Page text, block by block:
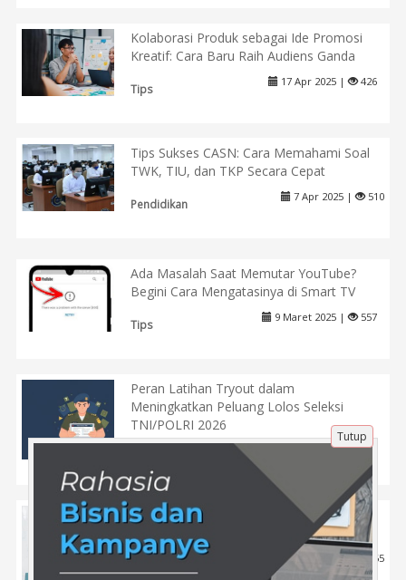
Kolaborasi Produk sebagai Ide Promosi
Kreatif: Cara Baru Raih Audiens Ganda
Tips
17 Apr 2025 | 426
Tips Sukses CASN: Cara Memahami Soal
TWK, TIU, dan TKP Secara Cepat
Pendidikan
7 Apr 2025 | 510
Ada Masalah Saat Memutar YouTube?
Begini Cara Mengatasinya di Smart TV
Tips
9 Maret 2025 | 557
Peran Latihan Tryout dalam
Meningkatkan Peluang Lolos Seleksi
TNI/POLRI 2026
21 Feb 2026 | 155
Optimalkan Bisnis Digital Anda dengan
11 Jan 2026 | 165
Tutup